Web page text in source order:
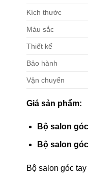
Kích thước
Màu sắc
Thiết kế
Bảo hành
Vận chuyển
Giá sản phẩm:
Bộ salon
Bộ salon
Bộ salon góc